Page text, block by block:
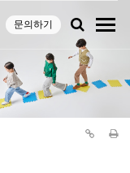
문의하기